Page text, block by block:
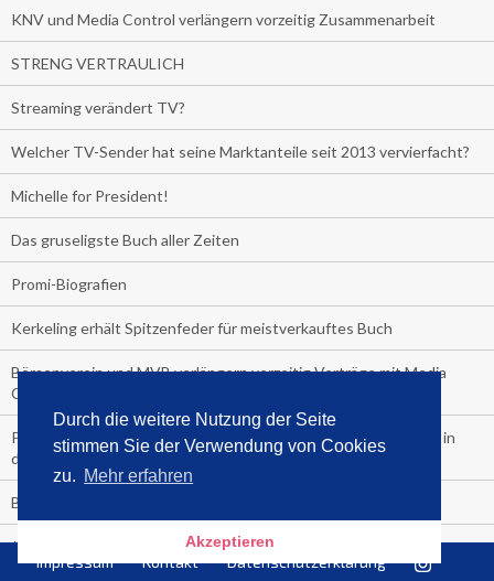
Durch die weitere Nutzung der Seite
stimmen Sie der Verwendung von Cookies
zu. Mehr erfahren
Akzeptieren
KNV und Media Control verlängern vorzeitig Zusammenarbeit
STRENG VERTRAULICH
Streaming verändert TV?
Welcher TV-Sender hat seine Marktanteile seit 2013 vervierfacht?
Michelle for President!
Das gruseligste Buch aller Zeiten
Promi-Biografien
Kerkeling erhält Spitzenfeder für meistverkauftes Buch
Börsenverein und MVB verlängern vorzeitig Verträge mit Media
Control bis 2024
PocketBook, Ceebo und Umbreit bringen Hörbuch-Downloads in
die Cloud
Bella Bella
#1-Bestseller: "Das ist Alpha!" von Kollegah
Impressum
Kontakt Datenschutzerklärung